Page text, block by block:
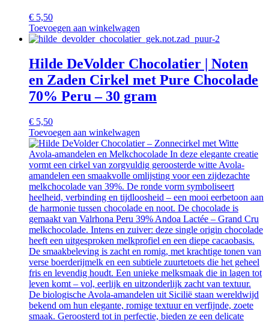
€ 5,50
Toevoegen aan winkelwagen
Hilde DeVolder Chocolatier | Noten
en Zaden Cirkel met Pure Chocolade
70% Peru – 30 gram
€ 5,50
Toevoegen aan winkelwagen